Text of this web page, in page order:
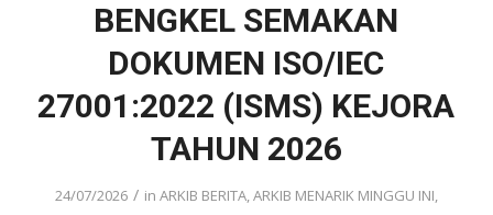
BENGKEL SEMAKAN
DOKUMEN ISO/IEC
27001:2022 (ISMS) KEJORA
TAHUN 2026
24/07/2026 / in ARKIB BERITA,ARKIB MENARIK MINGGU INI,